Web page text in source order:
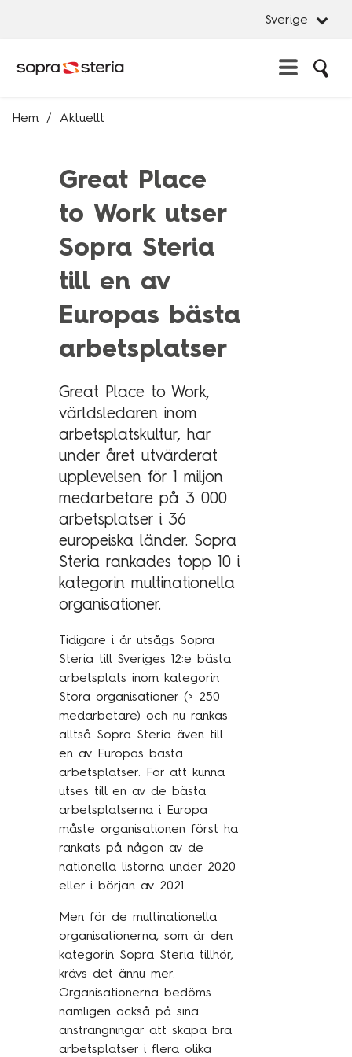
Sverige
Advisory Services
Cybersecurity
Data management & Insights
Innovation & Design
Managed Services
System Development
Technology Management
Branschexpertis
Energi
Hälsa & sjukvård
Telekom & media
Industri
Försvar & säkerhet
Medlemsorganisationer
Myndigheter
Transport & fordon
Finans
Kundcase
Om oss
Hållbarhet
Mångfald
Utmärkelser
Våra kontor
Vår historia
Vision och kultur
Karriär
Lediga tjänster
Belgien
Danmark
Frankrike
Luxemburg
Norge
Schweiz
Singapore
Spanien
Storbritannien
Tyskland
Österrike
Sopra Steria Global
Sopra HR Software
Hem Aktuellt
Great Place
to Work utser
Sopra Steria
till en av
Europas bästa
arbetsplatser
Great Place to Work,
världsledaren inom
arbetsplatskultur, har
under året utvärderat
upplevelsen för 1 miljon
medarbetare på 3 000
arbetsplatser i 36
europeiska länder. Sopra
Steria rankades topp 10 i
kategorin multinationella
organisationer.
Tidigare i år utsågs Sopra
Steria till Sveriges 12:e bästa
arbetsplats inom kategorin
Stora organisationer (> 250
medarbetare) och nu rankas
alltså Sopra Steria även till
en av Europas bästa
arbetsplatser. För att kunna
utses till en av de bästa
arbetsplatserna i Europa
måste organisationen först ha
rankats på någon av de
nationella listorna under 2020
eller i början av 2021.
Men för de multinationella
organisationerna, som är den
kategorin Sopra Steria tillhör,
krävs det ännu mer.
Organisationerna bedöms
nämligen också på sina
ansträngningar att skapa bra
arbetsplatser i flera olika